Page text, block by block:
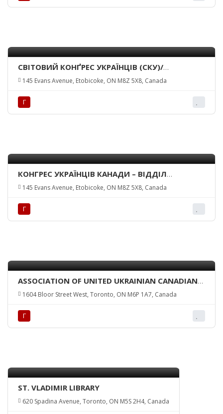
СВІТОВИЙ КОНҐРЕС УКРАЇНЦІВ (СКУ)/
UKRAINIAN WORLD CONGRESS (UWC)
145 Evans Avenue, Etobicoke, ON M8Z 5X8, Canada
Г
КОНГРЕС УКРАЇНЦІВ КАНАДИ – ВІДДІЛ
ТОРОНТО/UKRAINIAN-CANADIAN CONGRESS
TORONTO BRANCH
145 Evans Avenue, Etobicoke, ON M8Z 5X8, Canada
Г
ASSOCIATION OF UNITED UKRAINIAN CANADIANS
– TORONTO BRANCH
1604 Bloor Street West, Toronto, ON M6P 1A7, Canada
Г
ST. VLADIMIR LIBRARY
620 Spadina Avenue, Toronto, ON M5S 2H4, Canada